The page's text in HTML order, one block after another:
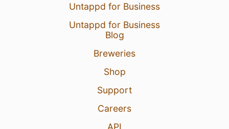
Untappd for Business
Untappd for Business
Blog
Breweries
Shop
Support
Careers
API